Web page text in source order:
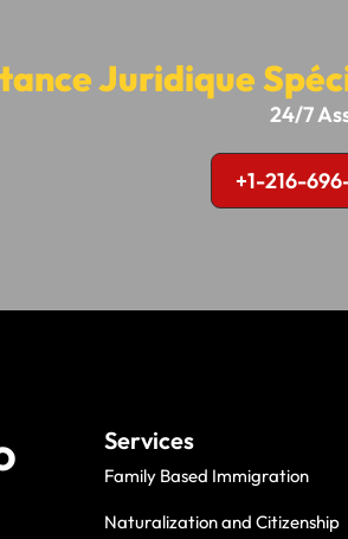
Juridique
24/7
+1-216-
Services
Family Based Immigration
Naturalization and Citizenship